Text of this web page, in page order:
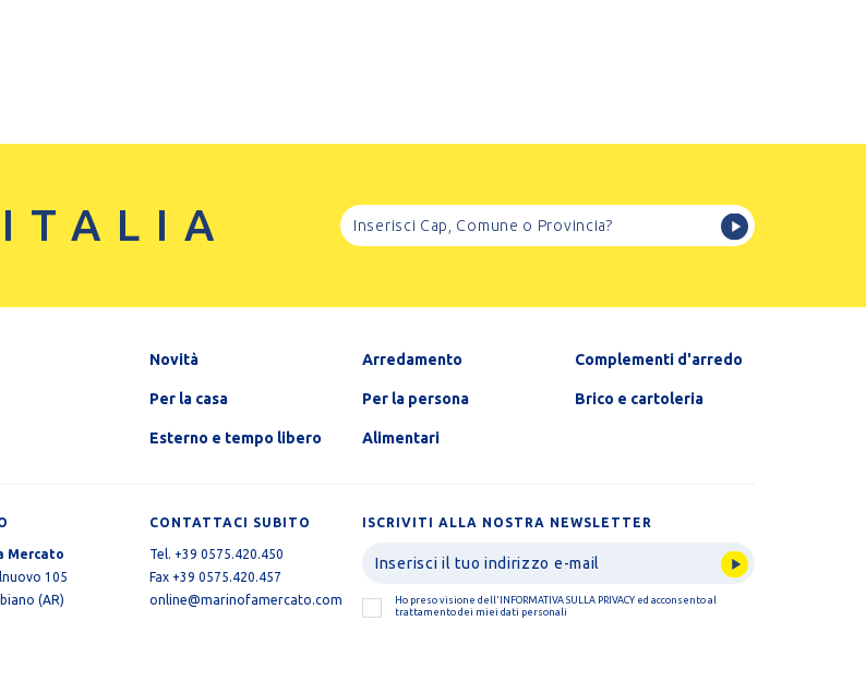
Novità Arredamento Complementi d'arredo
Per la casa Per la persona Brico e cartoleria
Esterno e tempo libero Alimentari
Mercato
105
(AR)
CONTATTACI SUBITO
Tel. +39 0575.420.450
Fax +39 0575.420.457
online@marinofamercato.com
ISCRIVITI ALLA NOSTRA NEWSLETTER
Ho preso visione dell' INFORMATIVA SULLA PRIVACY ed acconsento al
trattamento dei miei dati personali